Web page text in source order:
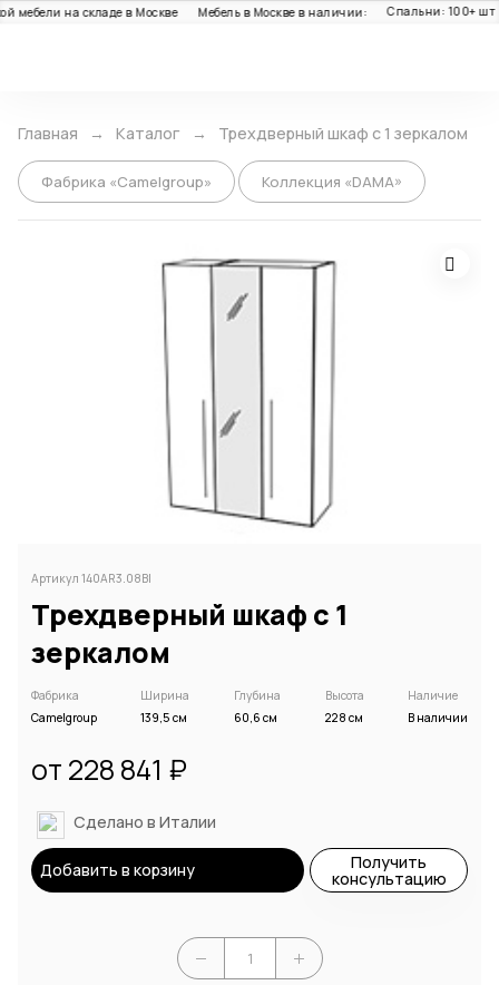
на складе в Москве Мебель в Москве в наличии: Спальни: 100+ шт
Главная Каталог Трехдверный шкаф с 1 зеркалом
Фабрика «Camelgroup» Коллекция «DAMA»
Артикул 140AR3.08BI
Трехдверный шкаф с 1
зеркалом
Фабрика
Camelgroup
Ширина
139,5 см
Глубина
60,6 см
Высота
228 см
Наличие
В наличии
от 228 841 ₽
Сделано в Италии
Добавить в корзину Получить
консультацию